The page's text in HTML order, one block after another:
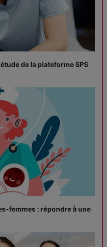
de la plateforme SPS
femmes : répondre à une